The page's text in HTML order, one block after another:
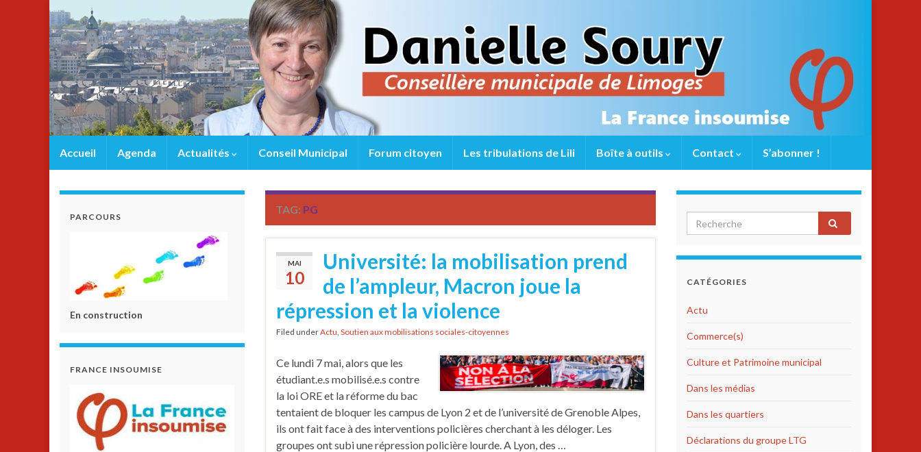
Accueil Agenda Actualités Conseil Municipal Forum citoyen Les tribulations de Lili Boîte à outils Contact S’abonner !
TAG: PG
MAI
10
Université: la mobilisation prend
de l’ampleur, Macron joue la
répression et la violence
Filed underActu, Soutien aux mobilisations sociales-citoyennes
Ce lundi 7 mai, alors que les
étudiant.e.s mobilisé.e.s contre
la loi ORE et la réforme du bac
tentaient de bloquer les campus de Lyon 2 et de l’université de Grenoble Alpes,
ils ont fait face à des interventions policières cherchant à les déloger. Les
groupes ont subi une répression policière lourde. A Lyon, des …
PARCOURS
En construction
FRANCE INSOUMISE
CATÉGORIES
Actu
Commerce(s)
Culture et Patrimoine municipal
Dans les médias
Dans les quartiers
Déclarations du groupe LTG